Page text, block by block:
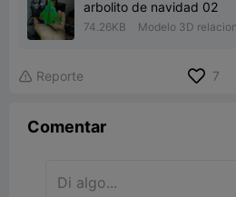
arbolito de navidad 02
74.26KB Modelo 3D
 Reporte 7
Comentar